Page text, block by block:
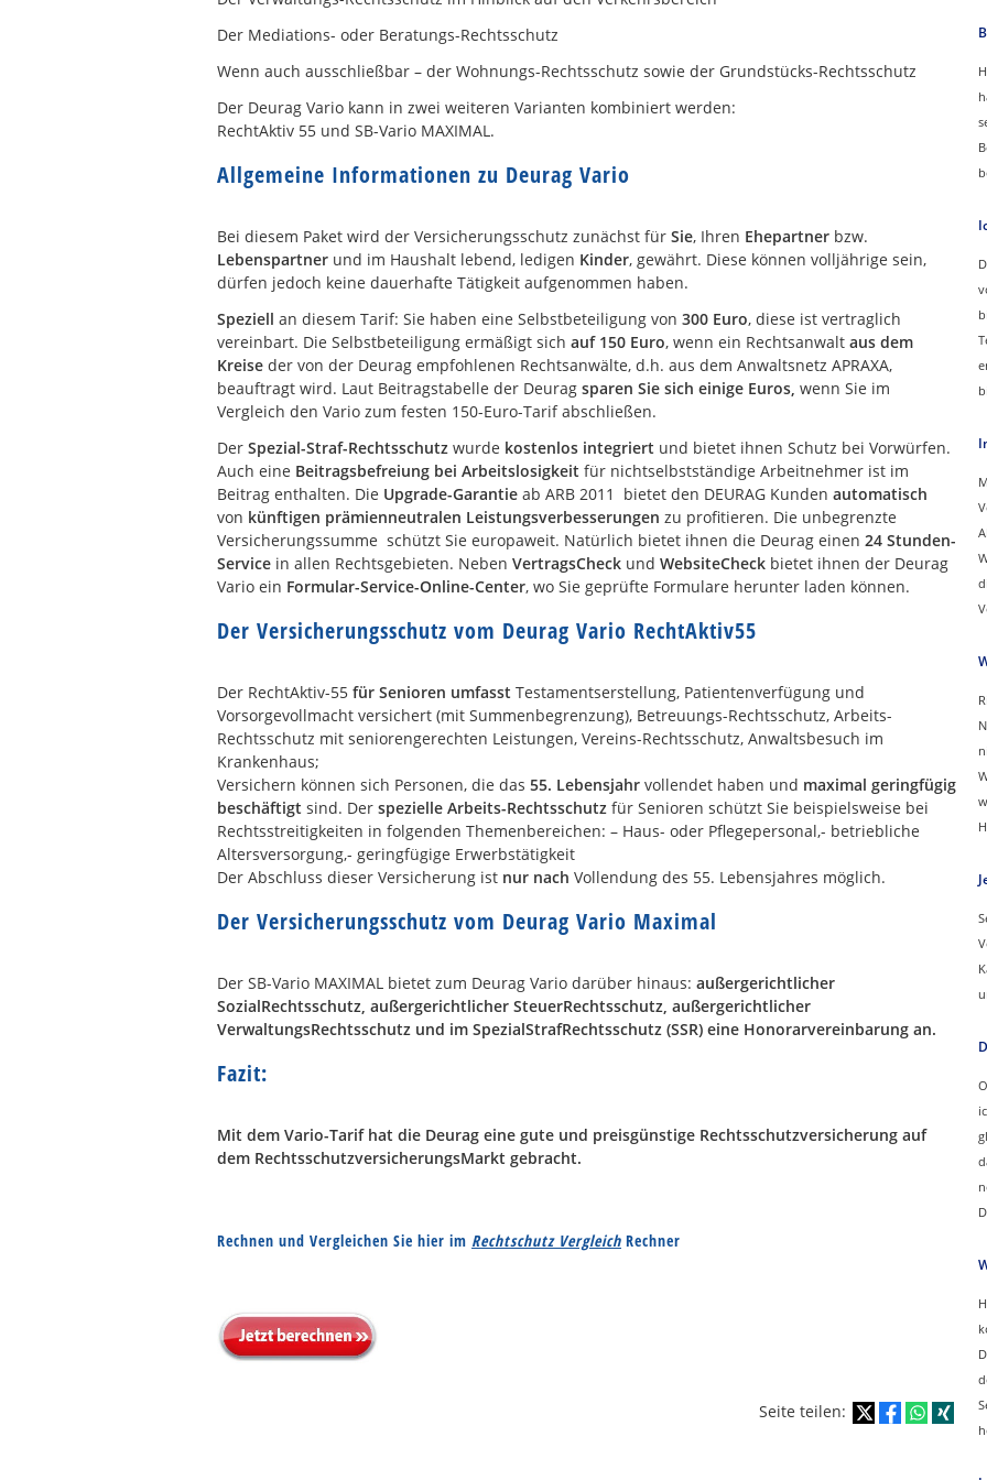
Der Mediations- oder Beratungs-Rechtsschutz
Wenn auch ausschließbar – der Wohnungs-Rechtsschutz sowie der Grundstücks-Rechtsschutz
Der Deurag Vario kann in zwei weiteren Varianten kombiniert werden:
RechtAktiv 55 und SB-Vario MAXIMAL.
Allgemeine Informationen zu Deurag Vario
Bei diesem Paket wird der Versicherungsschutz zunächst für Sie, Ihren Ehepartner bzw.
Lebenspartner und im Haushalt lebend, ledigen Kinder, gewährt. Diese können volljährige sein,
dürfen jedoch keine dauerhafte Tätigkeit aufgenommen haben.
Speziell an diesem Tarif: Sie haben eine Selbstbeteiligung von 300 Euro, diese ist vertraglich
vereinbart. Die Selbstbeteiligung ermäßigt sich auf 150 Euro, wenn ein Rechtsanwalt aus dem
Kreise der von der Deurag empfohlenen Rechtsanwälte, d.h. aus dem Anwaltsnetz APRAXA,
beauftragt wird. Laut Beitragstabelle der Deurag sparen Sie sich einige Euros, wenn Sie im
Vergleich den Vario zum festen 150-Euro-Tarif abschließen.
Der Spezial-Straf-Rechtsschutz wurde kostenlos integriert und bietet ihnen Schutz bei Vorwürfen.
Auch eine Beitragsbefreiung bei Arbeitslosigkeit für nichtselbstständige Arbeitnehmer ist im
Beitrag enthalten. Die Upgrade-Garantie ab ARB 2011 bietet den DEURAG Kunden automatisch
von künftigen prämienneutralen Leistungsverbesserungen zu profitieren. Die unbegrenzte
Versicherungssumme schützt Sie europaweit. Natürlich bietet ihnen die Deurag einen 24 Stunden-
Service in allen Rechtsgebieten. Neben VertragsCheck und WebsiteCheck bietet ihnen der Deurag
Vario ein Formular-Service-Online-Center, wo Sie geprüfte Formulare herunter laden können.
Der Versicherungsschutz vom Deurag Vario RechtAktiv55
Der RechtAktiv-55 für Senioren umfasst Testamentserstellung, Patientenverfügung und
Vorsorgevollmacht versichert (mit Summenbegrenzung), Betreuungs-Rechtsschutz, Arbeits-
Rechtsschutz mit seniorengerechten Leistungen, Vereins-Rechtsschutz, Anwaltsbesuch im
Krankenhaus;
Versichern können sich Personen, die das 55. Lebensjahr vollendet haben und maximal geringfügig
beschäftigt sind. Der spezielle Arbeits-Rechtsschutz für Senioren schützt Sie beispielsweise bei
Rechtsstreitigkeiten in folgenden Themenbereichen: – Haus- oder Pflegepersonal,- betriebliche
Altersversorgung,- geringfügige Erwerbstätigkeit
Der Abschluss dieser Versicherung ist nur nach Vollendung des 55. Lebensjahres möglich.
Der Versicherungsschutz vom Deurag Vario Maximal
Der SB-Vario MAXIMAL bietet zum Deurag Vario darüber hinaus: außergerichtlicher
SozialRechtsschutz, außergerichtlicher SteuerRechtsschutz, außergerichtlicher
VerwaltungsRechtsschutz und im SpezialStrafRechtsschutz (SSR) eine Honorarvereinbarung an.
Fazit:
Mit dem Vario-Tarif hat die Deurag eine gute und preisgünstige Rechtsschutzversicherung auf
dem RechtsschutzversicherungsMarkt gebracht.
Rechnen und Vergleichen Sie hier im Rechtschutz Vergleich Rechner
Seite teilen: